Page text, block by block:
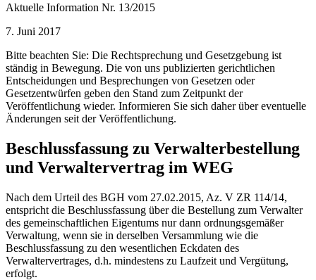
Aktuelle Information Nr. 13/2015
7. Juni 2017
Bitte beachten Sie: Die Rechtsprechung und Gesetzgebung ist
ständig in Bewegung. Die von uns publizierten gerichtlichen
Entscheidungen und Besprechungen von Gesetzen oder
Gesetzentwürfen geben den Stand zum Zeitpunkt der
Veröffentlichung wieder. Informieren Sie sich daher über eventuelle
Änderungen seit der Veröffentlichung.
Beschlussfassung zu Verwalterbestellung
und Verwaltervertrag im WEG
Nach dem Urteil des BGH vom 27.02.2015, Az. V ZR 114/14,
entspricht die Beschlussfassung über die Bestellung zum Verwalter
des gemeinschaftlichen Eigentums nur dann ordnungsgemäßer
Verwaltung, wenn sie in derselben Versammlung wie die
Beschlussfassung zu den wesentlichen Eckdaten des
Verwaltervertrages, d.h. mindestens zu Laufzeit und Vergütung,
erfolgt.